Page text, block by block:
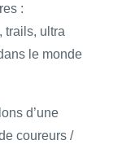
:
trails, ultra
le monde
d’une
coureurs /